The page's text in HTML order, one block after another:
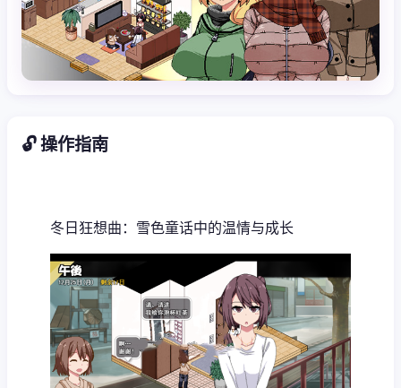
🔓 操作指南
冬日狂想曲：雪色童话中的温情与成长